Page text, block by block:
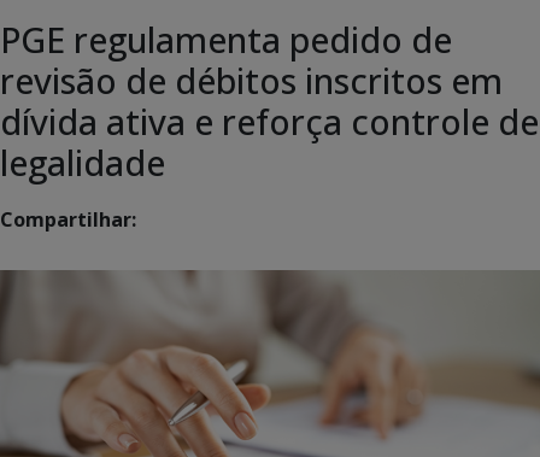
PGE regulamenta pedido de
revisão de débitos inscritos em
dívida ativa e reforça controle de
legalidade
Compartilhar: